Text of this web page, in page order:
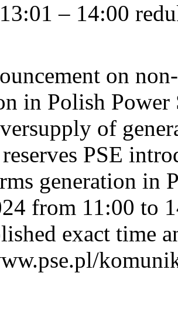
– 14:00
on
in Polish
of
PSE
generation in
from 11:00 to
exact time